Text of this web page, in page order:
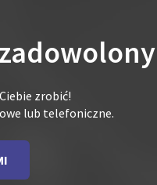
zrobić!
lub telefoniczne.